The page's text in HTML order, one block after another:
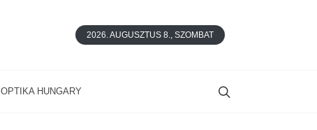
2026. AUGUSZTUS 8., SZOMBAT
OPTIKA HUNGARY